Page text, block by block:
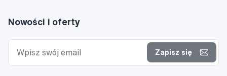
Nowości i oferty
Zapisz się